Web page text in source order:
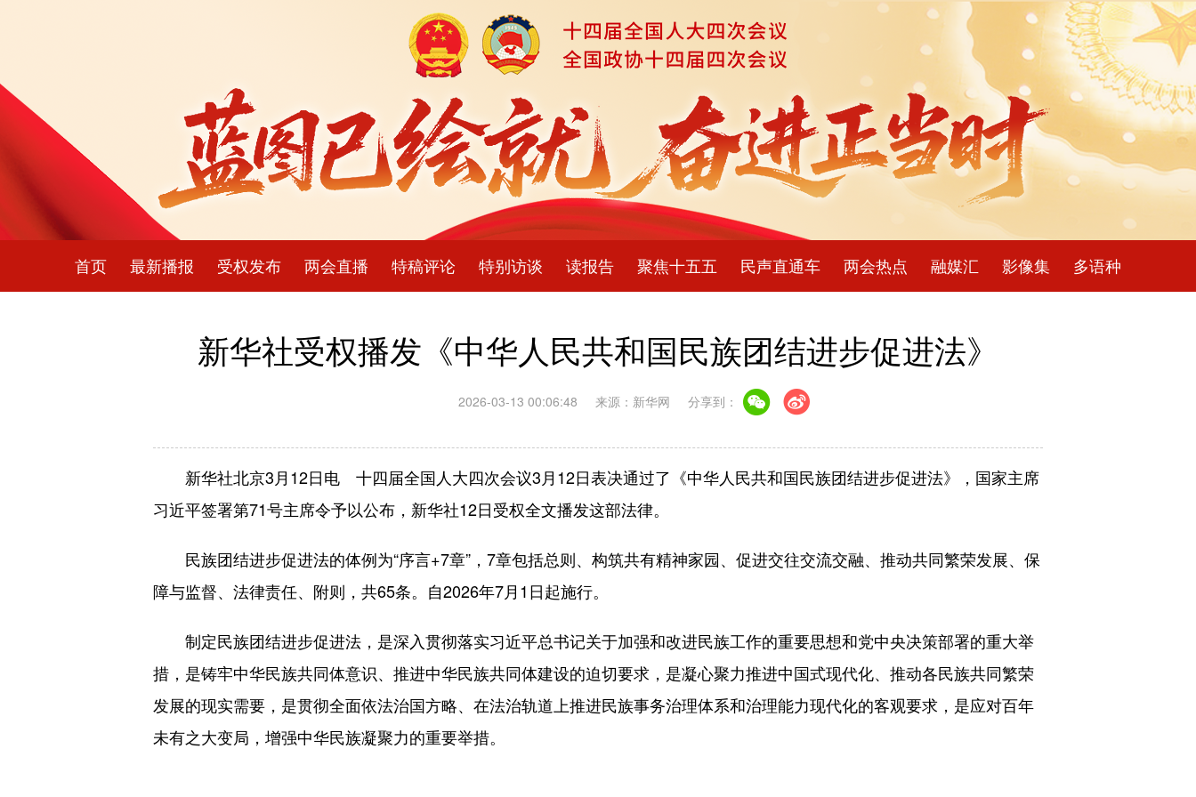
首页 最新播报 受权发布 两会直播 特稿评论 特别访谈 读报告 聚焦十五五 民声直通车 两会热点 融媒汇 影像集 多语种
新华社受权播发《中华人民共和国民族团结进步促进法》
2026-03-13 00:06:48 来源：新华网 分享到：
新华社北京3月12日电 十四届全国人大四次会议3月12日表决通过了《中华人民共和国民族团结进步促进法》，国家主席
习近平签署第71号主席令予以公布，新华社12日受权全文播发这部法律。
民族团结进步促进法的体例为“序言+7章”，7章包括总则、构筑共有精神家园、促进交往交流交融、推动共同繁荣发展、保
障与监督、法律责任、附则，共65条。自2026年7月1日起施行。
制定民族团结进步促进法，是深入贯彻落实习近平总书记关于加强和改进民族工作的重要思想和党中央决策部署的重大举
措，是铸牢中华民族共同体意识、推进中华民族共同体建设的迫切要求，是凝心聚力推进中国式现代化、推动各民族共同繁荣
发展的现实需要，是贯彻全面依法治国方略、在法治轨道上推进民族事务治理体系和治理能力现代化的客观要求，是应对百年
未有之大变局，增强中华民族凝聚力的重要举措。